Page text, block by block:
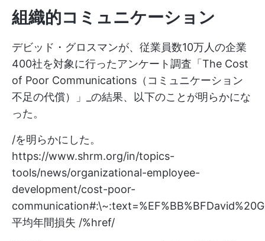
組織的コミュニケーション
デビッド・グロスマンが、従業員数10万人の企業
400社を対象に行ったアンケート調査「The Cost
of Poor Communications（コミュニケーション
不足の代償）」_の結果、以下のことが明らかにな
った。
/を明らかにした。
https://www.shrm.org/in/topics-
tools/news/organizational-employee-
development/cost-poor-
平均年間損失 /%href/